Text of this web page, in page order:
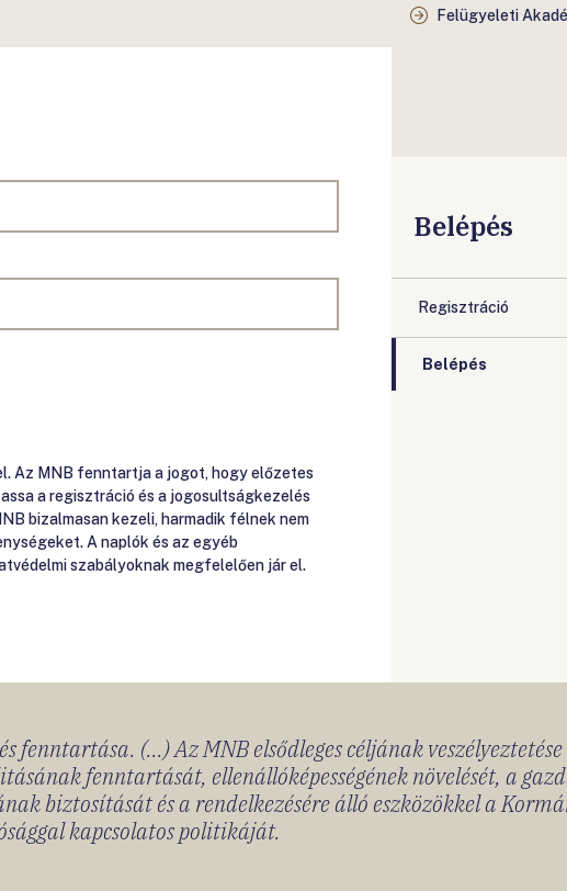
Felügyeleti
Az MNB fenntartja a jogot, hogy előzetes
a regisztráció és a jogosultságkezelés
bizalmasan kezeli, harmadik félnek nem
A naplók és az egyéb
szabályoknak megfelelően jár el.
Belépés
Regisztráció
Belépés
fenntartása. (...) Az MNB elsődleges céljának
fenntartását, ellenállóképességének növelését, a
biztosítását és a rendelkezésére álló eszközökkel a
kapcsolatos politikáját.